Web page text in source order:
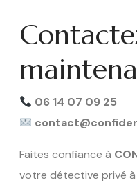
06 14 07 09 25
Faites confiance à
votre détective privé